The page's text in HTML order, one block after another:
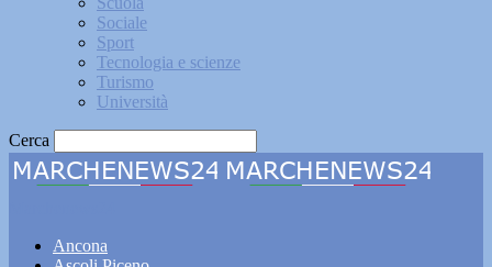
Sociale
Sport
Tecnologia e scienze
Turismo
Università
Cerca
Ancona